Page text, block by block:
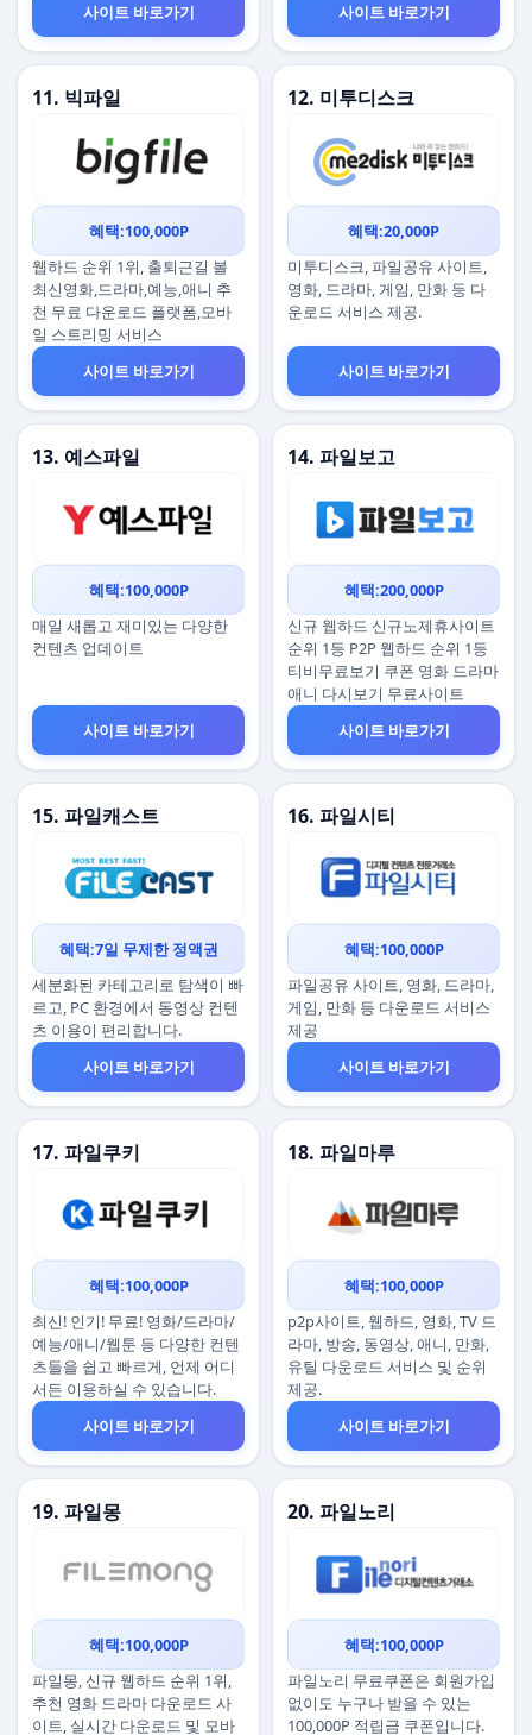
사이트 바로가기
사이트 바로가기
11. 빅파일
혜택:100,000P
웹하드 순위 1위, 출퇴근길 볼
최신영화,드라마,예능,애니 추
천 무료 다운로드 플랫폼,모바
일 스트리밍 서비스
사이트 바로가기
12. 미투디스크
혜택:20,000P
미투디스크, 파일공유 사이트,
영화, 드라마, 게임, 만화 등 다
운로드 서비스 제공.
사이트 바로가기
13. 예스파일
혜택:100,000P
매일 새롭고 재미있는 다양한
컨텐츠 업데이트
사이트 바로가기
14. 파일보고
혜택:200,000P
신규 웹하드 신규노제휴사이트
순위 1등 P2P 웹하드 순위 1등
티비무료보기 쿠폰 영화 드라마
애니 다시보기 무료사이트
사이트 바로가기
15. 파일캐스트
혜택:7일 무제한 정액권
세분화된 카테고리로 탐색이 빠
르고, PC 환경에서 동영상 컨텐
츠 이용이 편리합니다.
사이트 바로가기
16. 파일시티
혜택:100,000P
파일공유 사이트, 영화, 드라마,
게임, 만화 등 다운로드 서비스
제공
사이트 바로가기
17. 파일쿠키
혜택:100,000P
최신! 인기! 무료! 영화/드라마/
예능/애니/웹툰 등 다양한 컨텐
츠들을 쉽고 빠르게, 언제 어디
서든 이용하실 수 있습니다.
사이트 바로가기
18. 파일마루
혜택:100,000P
p2p사이트, 웹하드, 영화, TV 드
라마, 방송, 동영상, 애니, 만화,
유틸 다운로드 서비스 및 순위
제공.
사이트 바로가기
19. 파일몽
혜택:100,000P
파일몽, 신규 웹하드 순위 1위,
추천 영화 드라마 다운로드 사
이트, 실시간 다운로드 및 모바
20. 파일노리
혜택:100,000P
파일노리 무료쿠폰은 회원가입
없이도 누구나 받을 수 있는
100,000P 적립금 쿠폰입니다.